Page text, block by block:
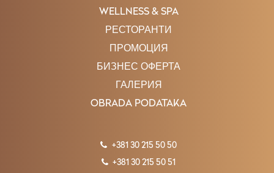
WELLNESS & SPA
РЕСТОРАНТИ
ПРОМОЦИЯ
БИЗНЕС ОФЕРТА
ГАЛЕРИЯ
OBRADA PODATAKA
+381 30 215 50 50
+381 30 215 50 51